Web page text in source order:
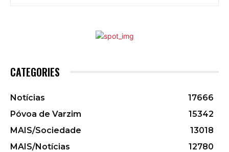
CATEGORIES
Notícias
17666
Póvoa de Varzim
15342
MAIS/Sociedade
13018
MAIS/Notícias
12780